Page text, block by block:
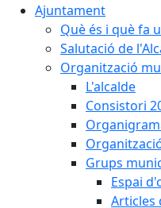
Ajuntament
Què és i què fa
Salutació de
Organització
L'alcalde
Consistori
Grups
Espai
Articles